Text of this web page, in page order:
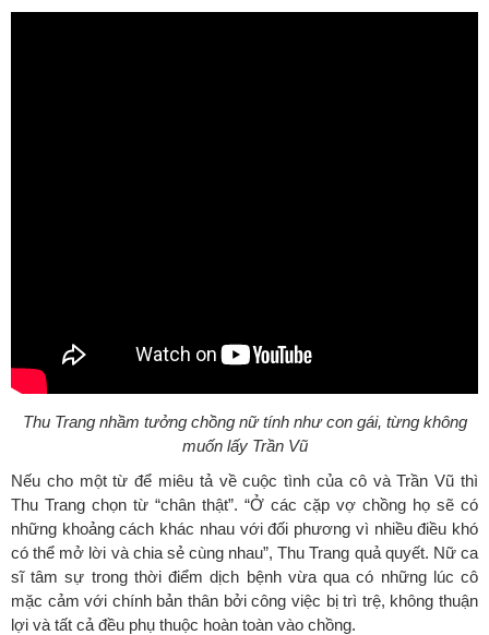
Thu Trang nhầm tưởng chồng nữ tính như con gái, từng không
muốn lấy Trần Vũ
Nếu cho một từ để miêu tả về cuộc tình của cô và Trần Vũ thì
Thu Trang chọn từ “chân thật”. “Ở các cặp vợ chồng họ sẽ có
những khoảng cách khác nhau với đối phương vì nhiều điều khó
có thể mở lời và chia sẻ cùng nhau”, Thu Trang quả quyết. Nữ ca
sĩ tâm sự trong thời điểm dịch bệnh vừa qua có những lúc cô
mặc cảm với chính bản thân bởi công việc bị trì trệ, không thuận
lợi và tất cả đều phụ thuộc hoàn toàn vào chồng.